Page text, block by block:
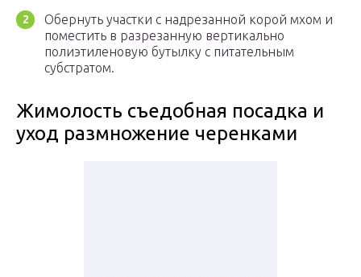
Обернуть участки с надрезанной корой мхом и
поместить в разрезанную вертикально
полиэтиленовую бутылку с питательным
субстратом.
Жимолость съедобная посадка и
уход размножение черенками